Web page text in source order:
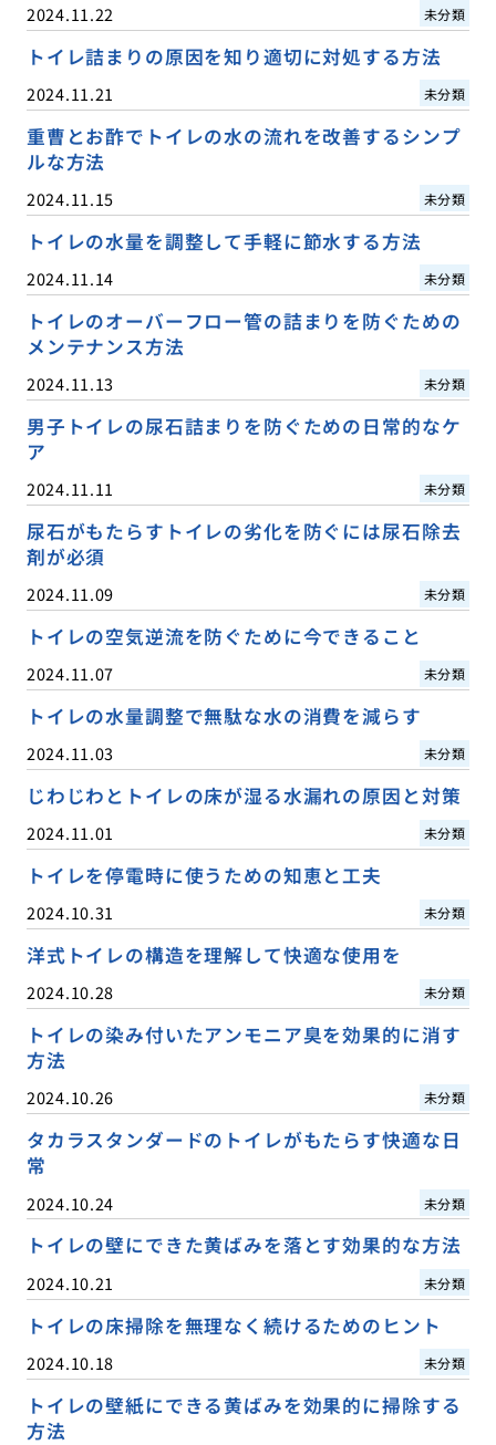
2024.11.22 未分類
トイレ詰まりの原因を知り適切に対処する方法
2024.11.21 未分類
重曹とお酢でトイレの水の流れを改善するシンプ
ルな方法
2024.11.15 未分類
トイレの水量を調整して手軽に節水する方法
2024.11.14 未分類
トイレのオーバーフロー管の詰まりを防ぐための
メンテナンス方法
2024.11.13 未分類
男子トイレの尿石詰まりを防ぐための日常的なケ
ア
2024.11.11 未分類
尿石がもたらすトイレの劣化を防ぐには尿石除去
剤が必須
2024.11.09 未分類
トイレの空気逆流を防ぐために今できること
2024.11.07 未分類
トイレの水量調整で無駄な水の消費を減らす
2024.11.03 未分類
じわじわとトイレの床が湿る水漏れの原因と対策
2024.11.01 未分類
トイレを停電時に使うための知恵と工夫
2024.10.31 未分類
洋式トイレの構造を理解して快適な使用を
2024.10.28 未分類
トイレの染み付いたアンモニア臭を効果的に消す
方法
2024.10.26 未分類
タカラスタンダードのトイレがもたらす快適な日
常
2024.10.24 未分類
トイレの壁にできた黄ばみを落とす効果的な方法
2024.10.21 未分類
トイレの床掃除を無理なく続けるためのヒント
2024.10.18 未分類
トイレの壁紙にできる黄ばみを効果的に掃除する
方法